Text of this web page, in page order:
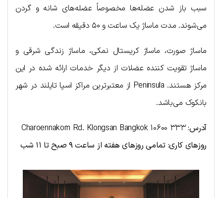
سبب باز شدن عضله‌ها مخصوصاً عضله‌های شانه و گردن
می‌شوند. مدت ماساژ یک ساعت و ۵۰ دقیقه است.
ماساژ صورت، ماساژ کریستال نمکی، ماساژ زندگی شرقی و
ماساژ تقویت کننده عضلات از دیگر خدمات ارائه شده در این
مرکز هستند. Peninsula از معتبرترین مراکز اسپا تایلند در شهر
بانکوک می‌باشد.
آدرس:۳۳۳ Charoennakorn Rd. Klongsan Bangkok 10600
روزهای کاری: تمامی روزهای هفته از ساعت ۹ صبح تا ۱۱ شب